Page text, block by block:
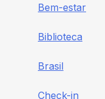
Bem-estar
Biblioteca
Brasil
Check-in